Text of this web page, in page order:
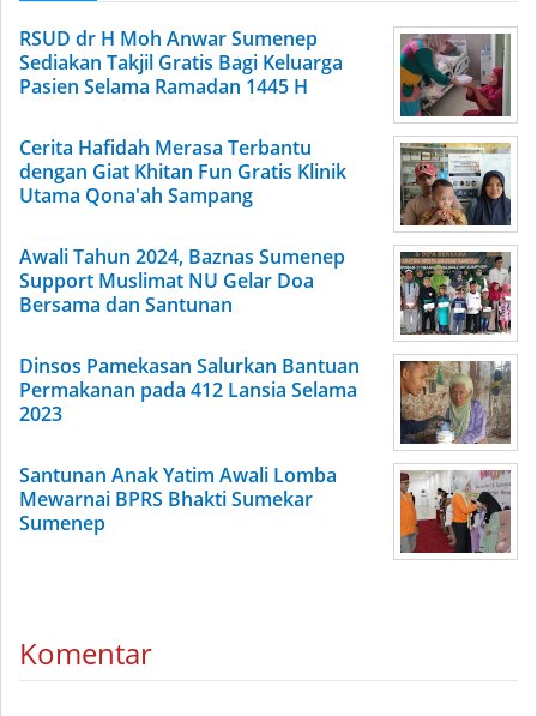
RSUD dr H Moh Anwar Sumenep
Sediakan Takjil Gratis Bagi Keluarga
Pasien Selama Ramadan 1445 H
Cerita Hafidah Merasa Terbantu
dengan Giat Khitan Fun Gratis Klinik
Utama Qona'ah Sampang
Awali Tahun 2024, Baznas Sumenep
Support Muslimat NU Gelar Doa
Bersama dan Santunan
Dinsos Pamekasan Salurkan Bantuan
Permakanan pada 412 Lansia Selama
2023
Santunan Anak Yatim Awali Lomba
Mewarnai BPRS Bhakti Sumekar
Sumenep
Komentar